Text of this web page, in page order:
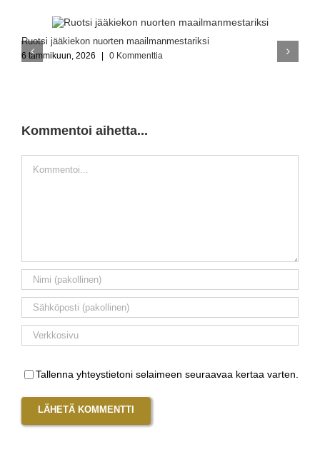
Ruotsi jääkiekon nuorten maailmanmestariksi
6 tammikuun, 2026 | 0 Kommenttia
Kommentoi aihetta...
Tallenna yhteystietoni selaimeen seuraavaa kertaa varten.